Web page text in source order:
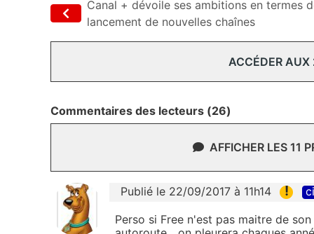
Canal + dévoile ses ambitions en termes
lancement de nouvelles chaînes
ACCÉDER
Commentaires des lecteurs (26)
AFFICHER LES 11
Publié le 22/09/2017 à 11h14 !
Perso si Free n'est pas maitre de